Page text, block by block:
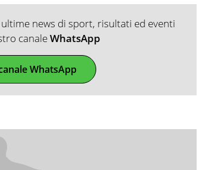
news di sport, risultati ed eventi
canaleWhatsApp
WhatsApp